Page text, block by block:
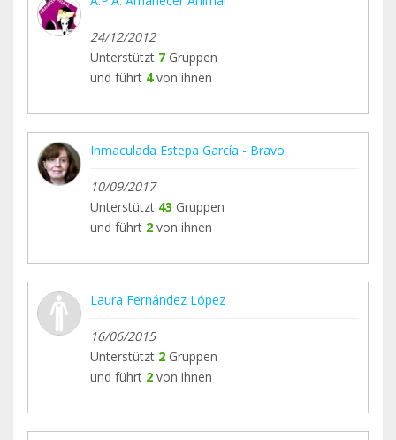
info@amaneceranimal.soy
24/12/2012
Unterstützt 7 Gruppen
und führt 4 von ihnen
Inmaculada Estepa García - Bravo
10/09/2017
Unterstützt 43 Gruppen
und führt 2 von ihnen
Laura Fernández López
16/06/2015
Unterstützt 2 Gruppen
und führt 2 von ihnen